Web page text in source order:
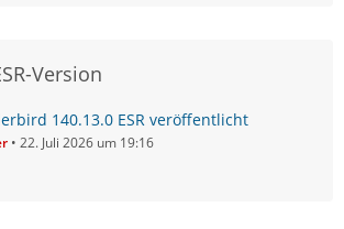
Version
140.13.0 ESR veröffentlicht
22. Juli 2026 um 19:16